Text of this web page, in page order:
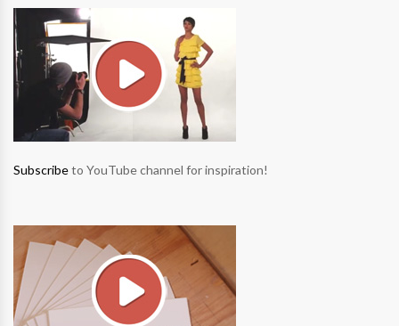
Subscribeto YouTube channel for inspiration!